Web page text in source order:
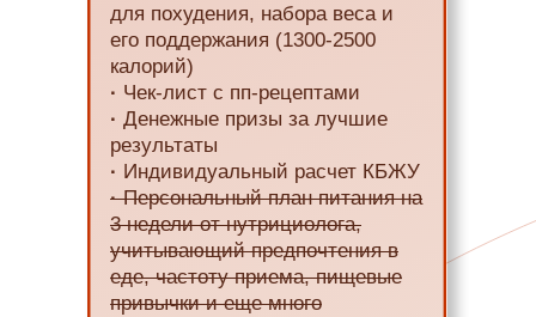
для похудения, набора веса и
его поддержания (1300-2500
калорий)
· Чек-лист с пп-рецептами
· Денежные призы за лучшие
результаты
· Индивидуальный расчет КБЖУ
·Персональный план питания на
3 недели от нутрициолога,
учитывающий предпочтения в
еде, частоту приема, пищевые
привычки и еще много